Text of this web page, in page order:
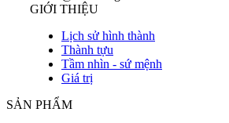
GIỚI THIỆU
Lịch sử hình thành
Thành tựu
Tầm nhìn - sứ mệnh
Giá trị
SẢN PHẨM